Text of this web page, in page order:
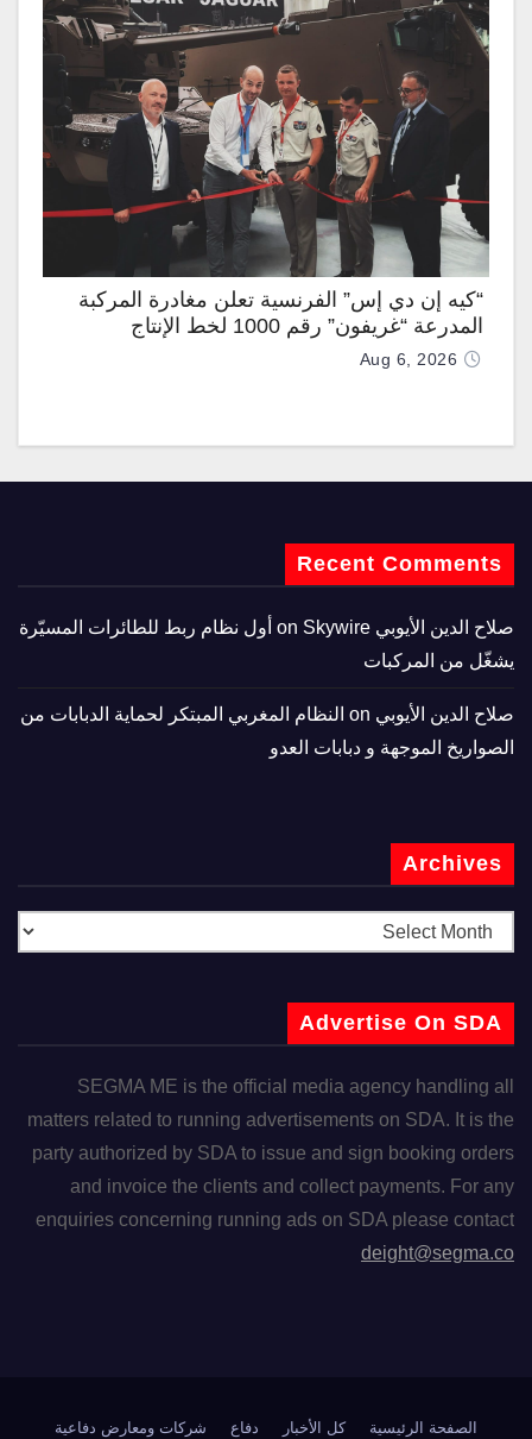
“كيه إن دي إس” الفرنسية تعلن مغادرة المركبة
المدرعة “غريفون” رقم 1000 لخط الإنتاج
Aug 6, 2026
Recent Comments
صلاح الدين الأيوبي
Skywire أول نظام ربط للطائرات المسيّرة
يشغّل من المركبات
صلاح الدين الأيوبي
النظام المغربي المبتكر لحماية الدبابات من
الصواريخ الموجهة و دبابات العدو
Archives
Advertise On SDA
SEGMA ME is the official media agency handling all
matters related to running advertisements on SDA. It is the
party authorized by SDA to issue and sign booking orders
and invoice the clients and collect payments. For any
enquiries concerning running ads on SDA please contact
deight@segma.co
الصفحة الرئيسية كل الأخبار دفاع شركات ومعارض دفاعية